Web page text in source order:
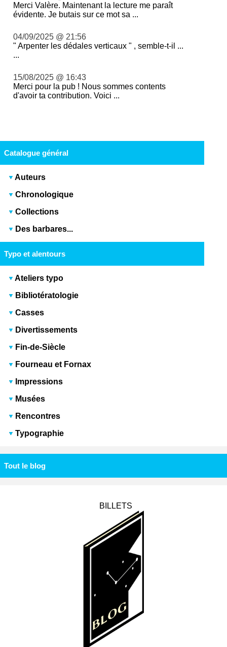
Merci Valère. Maintenant la lecture me paraît
évidente. Je butais sur ce mot sa ...
04/09/2025 @ 21:56
" Arpenter les dédales verticaux " , semble-t-il ...
...
15/08/2025 @ 16:43
Merci pour la pub ! Nous sommes contents
d'avoir ta contribution. Voici ...
Catalogue général
Auteurs
Chronologique
Collections
Des barbares...
Typo et alentours
Ateliers typo
Bibliotératologie
Casses
Divertissements
Fin-de-Siècle
Fourneau et Fornax
Impressions
Musées
Rencontres
Typographie
Tout le blog
BILLETS